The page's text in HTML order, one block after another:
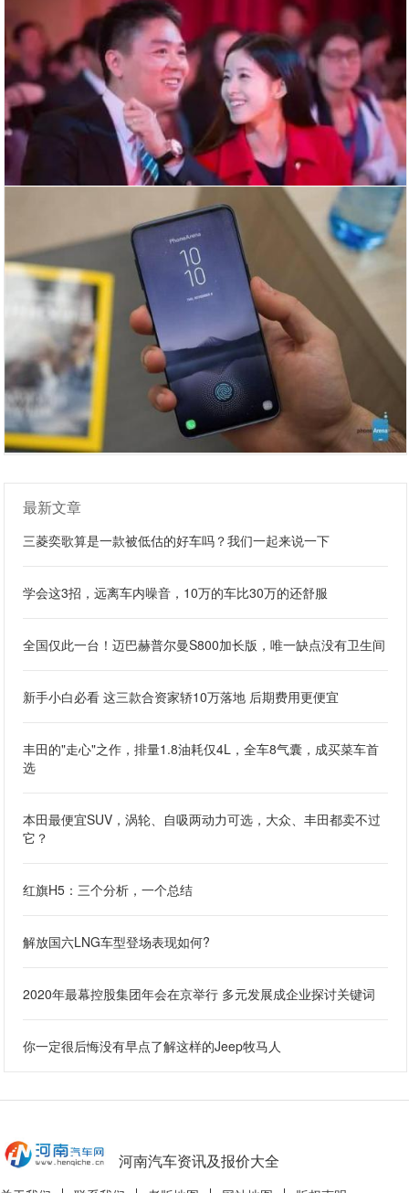
最新文章
三菱奕歌算是一款被低估的好车吗？我们一起来说一下
学会这3招，远离车内噪音，10万的车比30万的还舒服
全国仅此一台！迈巴赫普尔曼S800加长版，唯一缺点没有卫生间
新手小白必看 这三款合资家轿10万落地 后期费用更便宜
丰田的"走心"之作，排量1.8油耗仅4L，全车8气囊，成买菜车首
选
本田最便宜SUV，涡轮、自吸两动力可选，大众、丰田都卖不过
它？
红旗H5：三个分析，一个总结
解放国六LNG车型登场表现如何?
2020年最幕控股集团年会在京举行 多元发展成企业探讨关键词
你一定很后悔没有早点了解这样的Jeep牧马人
河南汽车资讯及报价大全